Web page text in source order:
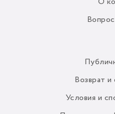
О
Возврат и
Условия и